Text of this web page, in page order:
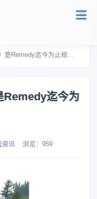
迄今为止规模最大的游戏！
Remedy迄今为
资讯 浏览： 959